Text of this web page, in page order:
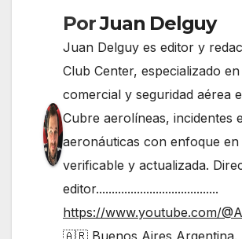
PorJuan Delguy
Juan Delguy es editor y
Club Center, especializado
comercial y seguridad aérea
Cubre aerolíneas, incidentes
aeronáuticas con enfoque
verificable y actualizada.
editor.......................................
https://www.youtube.com/
🇦🇷 Buenos Aires Argentina.